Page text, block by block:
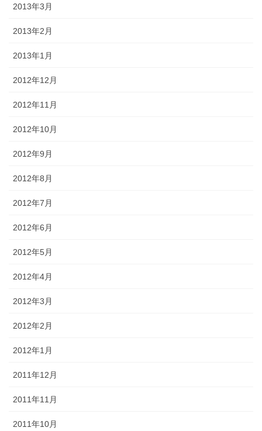
2013年3月
2013年2月
2013年1月
2012年12月
2012年11月
2012年10月
2012年9月
2012年8月
2012年7月
2012年6月
2012年5月
2012年4月
2012年3月
2012年2月
2012年1月
2011年12月
2011年11月
2011年10月